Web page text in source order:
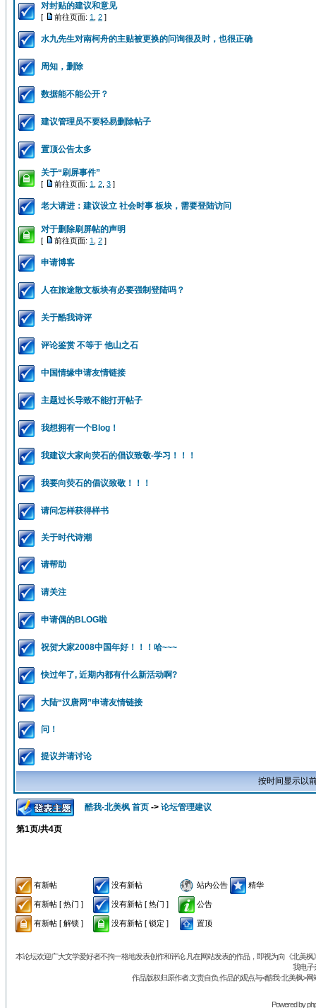
对封贴的建议和意见
[ 前往页面: 1 2 ]
水九先生对南柯舟的主贴被更换的问询很及时，也很正确
周知，删除
数据能不能公开？
建议管理员不要轻易删除帖子
置顶公告太多
关于“刷屏事件”
[ 前往页面: 1 2 3 ]
老大请进：建议设立 社会时事 板块，需要登陆访问
对于删除刷屏帖的声明
[ 前往页面: 1 2 ]
申请博客
人在旅途散文板块有必要强制登陆吗？
关于酷我诗评
评论鉴赏 不等于 他山之石
中国情缘申请友情链接
主题过长导致不能打开帖子
我想拥有一个Blog！
我建议大家向荧石的倡议致敬-学习！！！
我要向荧石的倡议致敬！！！
请问怎样获得样书
关于时代诗潮
请帮助
请关注
申请偶的BLOG啦
祝贺大家2008中国年好！！！哈~~~
快过年了, 近期内都有什么新活动啊?
大陆“汉唐网”申请友情链接
问！
提议并请讨论
按时间显示以
酷我-北美枫 首页 -> 论坛管理建议
第1页/共4页
有新帖 没有新帖 站内公告 精华
有新帖 [ 热门 ] 没有新帖 [ 热门 ] 公告
有新帖 [ 解锁 ] 没有新帖 [ 锁定 ] 置顶
本论坛欢迎广大文学爱好者不拘一格地发表创作和评论.凡在网站发表的作品，即视为向《北美
我电子
作品版权归原作者.文责自负.作品的观点与<酷我-北美枫>
Powered by